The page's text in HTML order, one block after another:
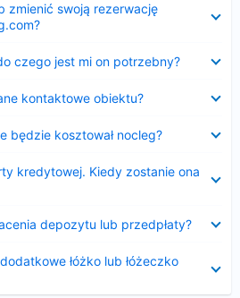
zmienić swoją rezerwację
czego jest mi on potrzebny?
kontaktowe obiektu?
będzie kosztował nocleg?
kredytowej. Kiedy zostanie ona
depozytu lub przedpłaty?
łóżko lub łóżeczko